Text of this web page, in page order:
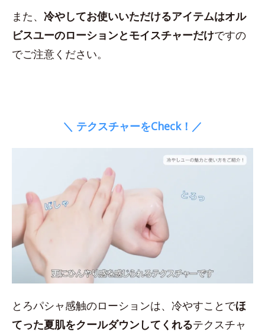
また、 冷やしてお使いいただけるアイテムはオル
ビスユーのローションとモイスチャーだけですの
でご注意ください。
＼ テクスチャーをCheck！／
とろパシャ感触のローションは、冷やすことでほ
てった夏肌をクールダウンしてくれるテクスチャ